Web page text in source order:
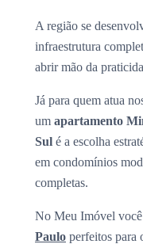
A região se
infraestrutura
abrir mão da
Já para quem atua
um apartamento
Sul é a escolha
em condomínios
completas.
No Meu Imóvel você
Paulo perfeitos para